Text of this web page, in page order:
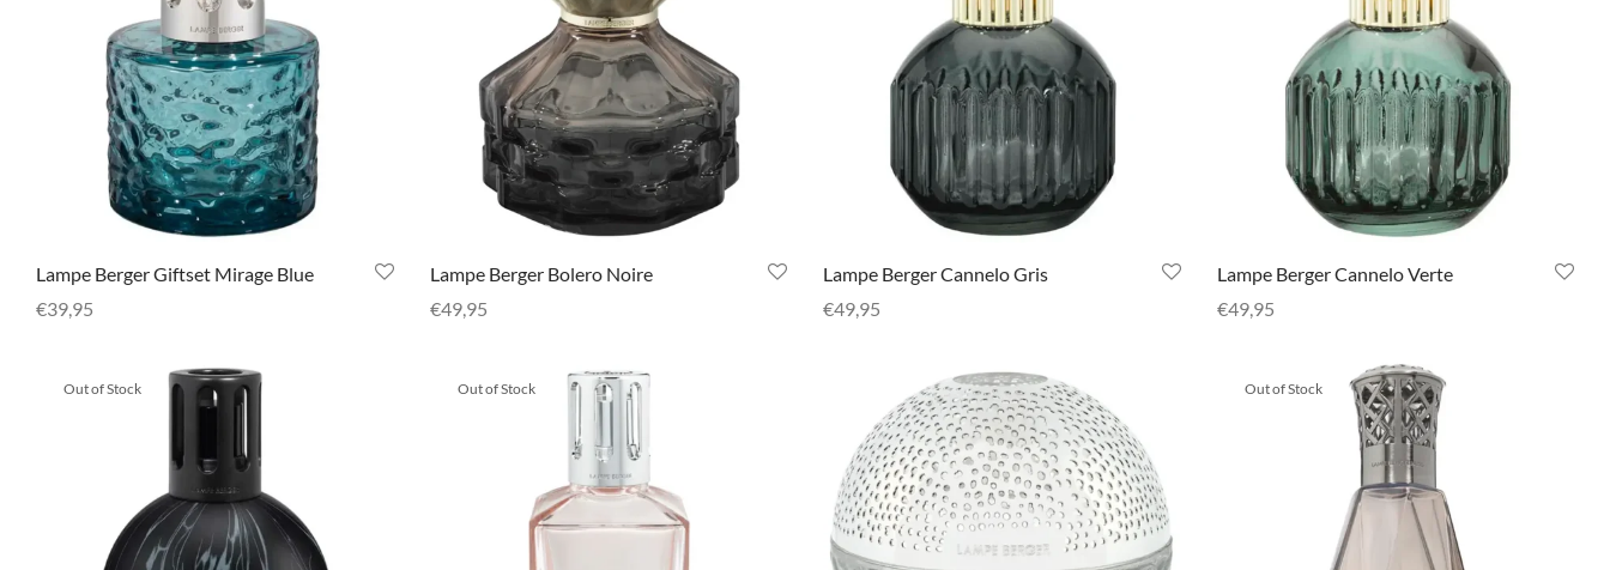
Lampe Berger Giftset Mirage Blue
€39,95
Lampe Berger Bolero Noire
€49,95
Lampe Berger Cannelo Gris
€49,95
Lampe Berger Cannelo Verte
€49,95
Out of Stock Out of Stock Out of Stock